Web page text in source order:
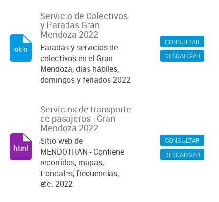
CONSULTAR
DESCARGAR
Servicio de Colectivos
y Paradas Gran
Mendoza 2022
Paradas y servicios de
colectivos en el Gran
Mendoza, días hábiles,
domingos y feriados 2022
otro
CONSULTAR
DESCARGAR
Servicios de transporte
de pasajeros - Gran
Mendoza 2022
Sitio web de
MENDOTRAN - Contiene
recorridos, mapas,
troncales, frecuencias,
etc. 2022
html